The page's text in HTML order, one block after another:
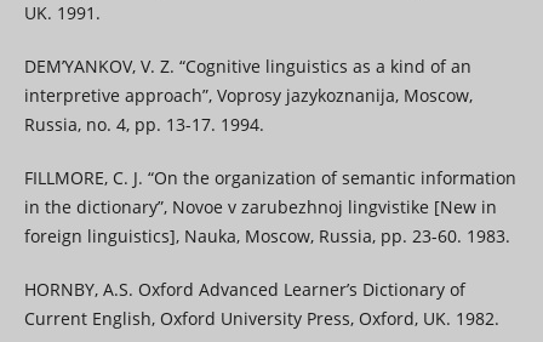
UK. 1991.
DEM’YANKOV, V. Z. “Сognitive linguistics as a kind of an
interpretive approach”, Voprosy jazykoznanija, Moscow,
Russia, no. 4, pp. 13-17. 1994.
FILLMORE, C. J. “On the organization of semantic information
in the dictionary”, Novoe v zarubezhnoj lingvistike [New in
foreign linguistics], Nauka, Moscow, Russia, pp. 23-60. 1983.
HORNBY, A.S. Oxford Advanced Learner’s Dictionary of
Current English, Oxford University Press, Oxford, UK. 1982.